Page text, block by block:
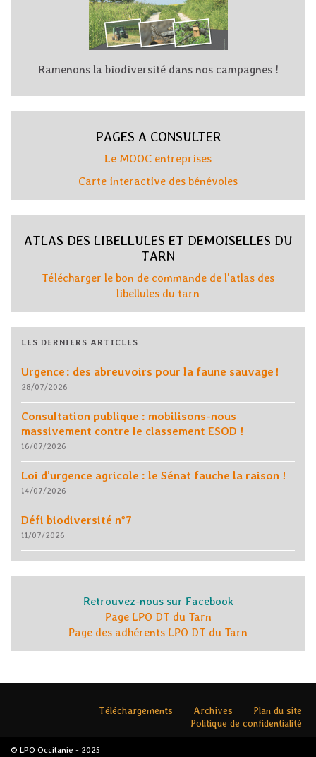
Ramenons la biodiversité dans nos campagnes !
PAGES A CONSULTER
Le MOOC entreprises
Carte interactive des bénévoles
ATLAS DES LIBELLULES ET DEMOISELLES DU
TARN
Télécharger le bon de commande de l'atlas des
libellules du tarn
LES DERNIERS ARTICLES
Urgence : des abreuvoirs pour la faune sauvage !
28/07/2026
Consultation publique : mobilisons-nous
massivement contre le classement ESOD !
16/07/2026
Loi d’urgence agricole : le Sénat fauche la raison !
14/07/2026
Défi biodiversité n°7
11/07/2026
Retrouvez-nous sur Facebook
Page LPO DT du Tarn
Page des adhérents LPO DT du Tarn
Téléchargements Archives
Plan du site
Politique de confidentialité
© LPO Occitanie - 2025